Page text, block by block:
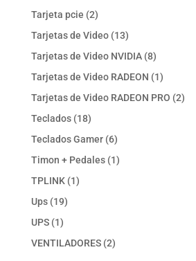
Tarjeta pcie 22
productos
Tarjetas de Video 1313
productos
Tarjetas de Video NVIDIA 88
productos
Tarjetas de Video RADEON 11
producto
Tarjetas de Video RADEON PRO 22
Teclados 1818
productos
Teclados Gamer 66
productos
Timon + Pedales 11
TPLINK 11
Ups 1919
UPS 11
producto
VENTILADORES 22